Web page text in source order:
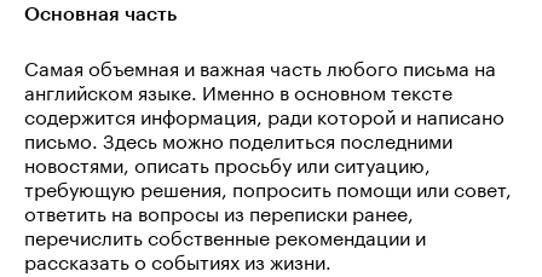
Основная часть
Самая объемная и важная часть любого письма на
английском языке. Именно в основном тексте
содержится информация, ради которой и написано
письмо. Здесь можно поделиться последними
новостями, описать просьбу или ситуацию,
требующую решения, попросить помощи или совет,
ответить на вопросы из переписки ранее,
перечислить собственные рекомендации и
рассказать о событиях из жизни.